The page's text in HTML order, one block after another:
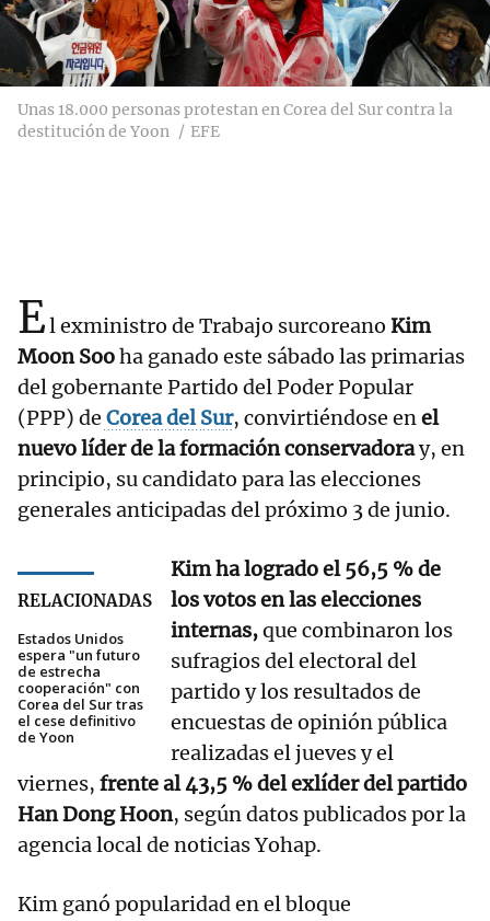
Unas 18.000 personas protestan en Corea del Sur contra la
destitución de Yoon
EFE
El exministro de Trabajo surcoreano Kim
Moon Sooha ganado este sábado las primarias
del gobernante Partido del Poder Popular
(PPP) de Corea del Sur, convirtiéndose enel
nuevo líder de la formación conservadoray, en
principio, su candidato para las elecciones
generales anticipadas del próximo 3 de junio.
RELACIONADAS
Estados Unidos
espera "un futuro
de estrecha
cooperación" con
Corea del Sur tras
el cese definitivo
de Yoon
Kim ha logrado el 56,5 % de
los votos en las elecciones
internas,que combinaron los
sufragios del electoral del
partido y los resultados de
encuestas de opinión pública
realizadas el jueves y el
viernes, frente al 43,5 % del exlíder del partido
Han Dong Hoon, según datos publicados por la
agencia local de noticias Yohap.
Kim ganó popularidad en el bloque